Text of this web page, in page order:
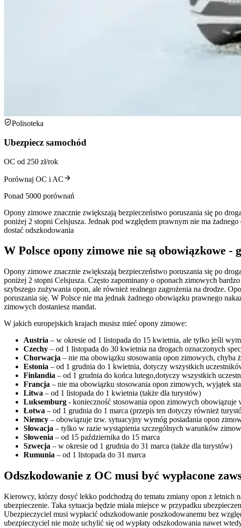
Polisoteka
Ubezpiecz samochód
OC od 250 zł/rok
Porównaj OC i AC
Ponad 5000 porównań
Opony zimowe znacznie zwiększają bezpieczeństwo poruszania się po
poniżej 2 stopni Celsjusza. Jednak pod względem prawnym nie ma
dostać odszkodowania
W Polsce opony zimowe nie są obowiązkowe -
Opony zimowe znacznie zwiększają bezpieczeństwo poruszania się po
poniżej 2 stopni Celsjusza. Często zapominany o oponach zimowych
szybszego zużywania opon, ale również realnego zagrożenia na drodze.
poruszania się. W Polsce nie ma jednak żadnego obowiązku prawnego
zimowych dostaniesz mandat.
W jakich europejskich krajach musisz mieć opony zimowe:
Austria – w okresie od 1 listopada do 15 kwietnia, ale tylko jeśli
Czechy – od 1 listopada do 30 kwietnia na drogach oznaczonych
Chorwacja – nie ma obowiązku stosowania opon zimowych,
Estonia – od 1 grudnia do 1 kwietnia, dotyczy wszystkich
Finlandia – od 1 grudnia do końca lutego,dotyczy wszystkich
Francja – nie ma obowiązku stosowania opon zimowych, wyjątek
Litwa – od 1 listopada do 1 kwietnia (także dla turystów)
Luksemburg - konieczność stosowania opon zimowych
Łotwa – od 1 grudnia do 1 marca (przepis ten dotyczy również
Niemcy – obowiązuje tzw. sytuacyjny wymóg posiadania opon
Słowacja – tylko w razie wystąpienia szczególnych warunków
Słowenia – od 15 października do 15 marca
Szwecja – w okresie od 1 grudnia do 31 marca (także dla turystów)
Rumunia – od 1 listopada do 31 marca
Odszkodowanie z OC musi być wypłacone
Kierowcy, którzy dosyć lekko podchodzą do tematu zmiany opon z letnich
ubezpieczenie. Taka sytuacja będzie miała miejsce w przypadku
Ubezpieczyciel musi wypłacić odszkodowanie poszkodowanemu bez
ubezpieczyciel nie może uchylić się od wypłaty odszkodowania nawet